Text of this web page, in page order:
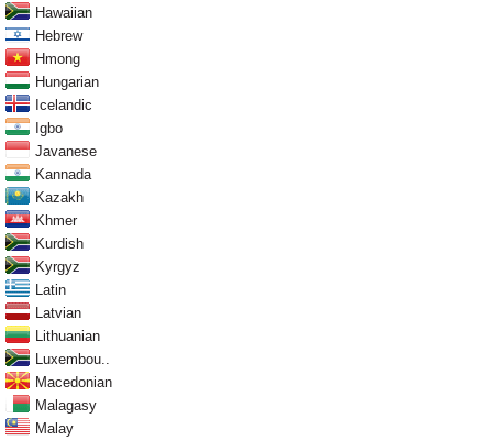
Hawaiian
Hebrew
Hmong
Hungarian
Icelandic
Igbo
Javanese
Kannada
Kazakh
Khmer
Kurdish
Kyrgyz
Latin
Latvian
Lithuanian
Luxembou..
Macedonian
Malagasy
Malay